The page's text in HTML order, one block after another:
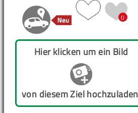
0
Hier klicken um ein Bild
von diesem Ziel